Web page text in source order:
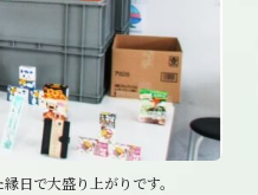
日で大盛り上がりです。